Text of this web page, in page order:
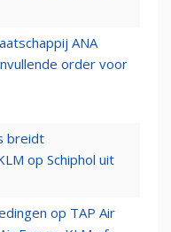
ANA
order voor
breidt
op Schiphol uit
op TAP Air